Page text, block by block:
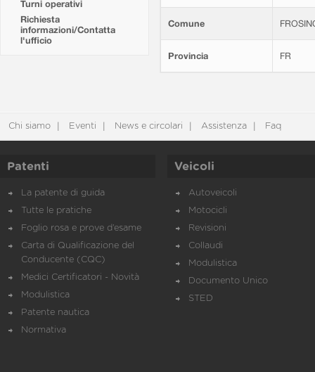
Turni operativi
Richiesta
informazioni/Contatta
l'ufficio
Comune
Provincia FR
Chi siamo Eventi News e circolari Assistenza Faq
Patenti
La patente di guida
Tutte le pratiche
Foglio rosa e prove d’esame
Carta di Qualificazione del
Conducente (CQC)
Medici Certificatori - Novità
Modulistica
Patente nautica
Normativa
Veicoli
Autoveicoli
Motocicli
Revisioni
Collaudi
Modulistica
Documento Unico
STED